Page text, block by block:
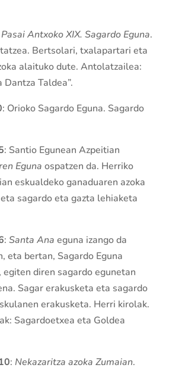
Pasai Antxoko XIX. Sagardo Eguna.
Bertsolari, txalapartari eta
alaituko dute. Antolatzailea:
Dantza Taldea”.
: Orioko Sagardo Eguna. Sagardo
: Santio Egunean Azpeitian
Eguna ospatzen da. Herriko
eskualdeko ganaduaren azoka
sagardo eta gazta lehiaketa
: Santa Ana eguna izango da
eta bertan, Sagardo Eguna
egiten diren sagardo egunetan
Sagar erakusketa eta sagardo
erakusketa. Herri kirolak.
Sagardoetxea eta Goldea
: Nekazaritza azoka Zumaian.